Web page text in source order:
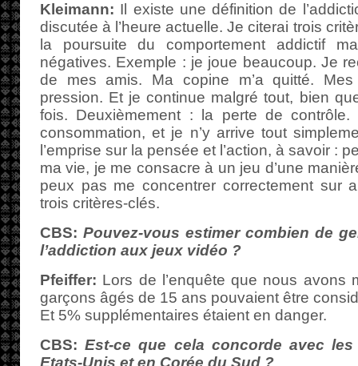
Kleimann: Il existe une définition de
discutée à l’heure actuelle. Je citerai trois
la poursuite du comportement addictif
négatives. Exemple : je joue beaucoup. Je
de mes amis. Ma copine m’a quitté.
pression. Et je continue malgré tout, bien
fois. Deuxièmement : la perte de contrôle.
consommation, et je n’y arrive tout
l’emprise sur la pensée et l’action, à savoir :
ma vie, je me consacre à un jeu d’une
peux pas me concentrer correctement sur
trois critères-clés.
CBS: Pouvez-vous estimer combien de
l’addiction aux jeux vidéo ?
Pfeiffer: Lors de l’enquête que nous avons
garçons âgés de 15 ans pouvaient être
Et 5% supplémentaires étaient en danger.
CBS: Est-ce que cela concorde avec
Etats-Unis et en Corée du Sud ?